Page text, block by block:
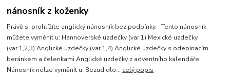
nánosník z koženky
Právě si prohlížíte anglický nánosník bez podpínky. Tento nánosník
můžete vyměnit u: Hannoverské uzdečky (var.1) Mexické uzdečky
(var.1,2,3) Anglické uzdečky (var.1,4) Anglické uzdečky s odepínacím
beránkem a čelenkami Anglické uzdečky z adventního kalendáře
Nánosník nelze vyměnit u: Bezudidlo... celý popis